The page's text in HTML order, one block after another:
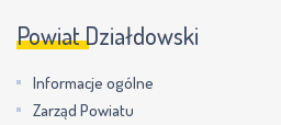
Powiat Działdowski
Informacje ogólne
Zarząd Powiatu